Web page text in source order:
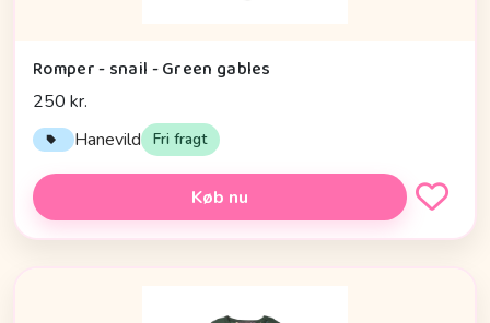
Romper - snail - Green gables
250 kr.
Hanevild Fri fragt
Køb nu